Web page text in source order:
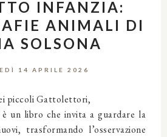
INFANZIA:
ANIMALI DI
SOLSONA
14 APRILE 2026
piccoli Gattolettori,
è un libro che invita a guardare la
trasformando l’osservazione